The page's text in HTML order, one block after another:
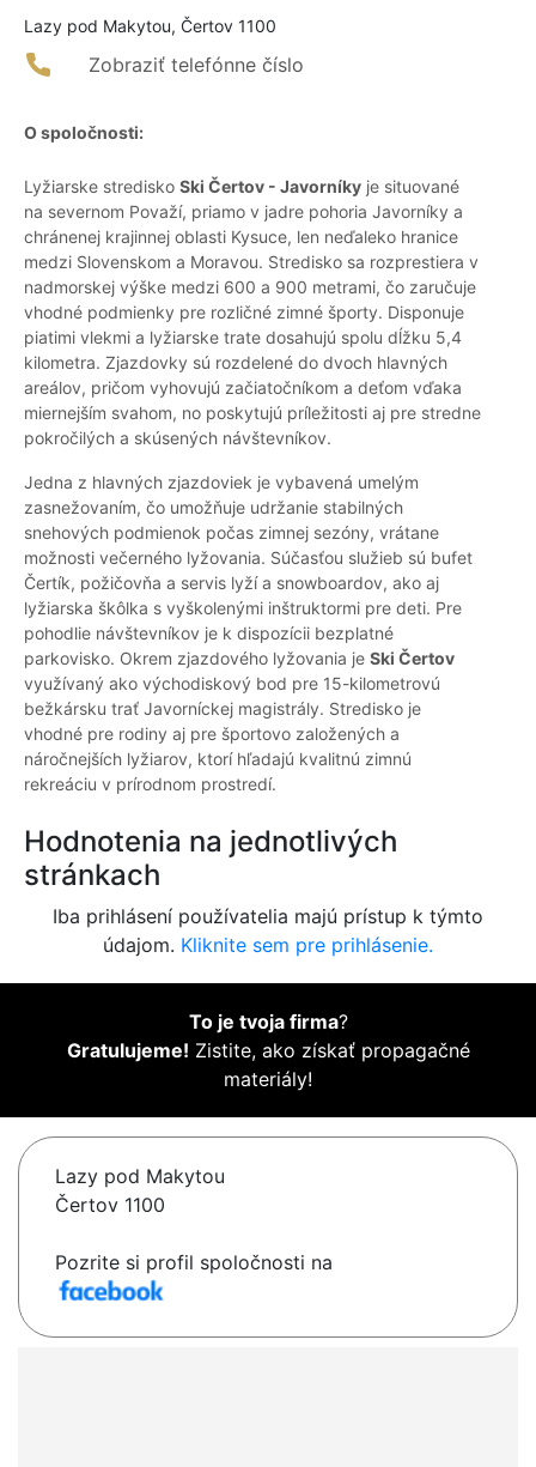
Lazy pod Makytou, Čertov 1100
Zobraziť telefónne číslo
O spoločnosti:
Lyžiarske stredisko Ski Čertov - Javorníky je situované
na severnom Považí, priamo v jadre pohoria Javorníky a
chránenej krajinnej oblasti Kysuce, len neďaleko hranice
medzi Slovenskom a Moravou. Stredisko sa rozprestiera v
nadmorskej výške medzi 600 a 900 metrami, čo zaručuje
vhodné podmienky pre rozličné zimné športy. Disponuje
piatimi vlekmi a lyžiarske trate dosahujú spolu dĺžku 5,4
kilometra. Zjazdovky sú rozdelené do dvoch hlavných
areálov, pričom vyhovujú začiatočníkom a deťom vďaka
miernejším svahom, no poskytujú príležitosti aj pre stredne
pokročilých a skúsených návštevníkov.
Jedna z hlavných zjazdoviek je vybavená umelým
zasnežovaním, čo umožňuje udržanie stabilných
snehových podmienok počas zimnej sezóny, vrátane
možnosti večerného lyžovania. Súčasťou služieb sú bufet
Čertík, požičovňa a servis lyží a snowboardov, ako aj
lyžiarska škôlka s vyškolenými inštruktormi pre deti. Pre
pohodlie návštevníkov je k dispozícii bezplatné
parkovisko. Okrem zjazdového lyžovania je Ski Čertov
využívaný ako východiskový bod pre 15-kilometrovú
bežkársku trať Javorníckej magistrály. Stredisko je
vhodné pre rodiny aj pre športovo založených a
náročnejších lyžiarov, ktorí hľadajú kvalitnú zimnú
rekreáciu v prírodnom prostredí.
Hodnotenia na jednotlivých
stránkach
Iba prihlásení používatelia majú prístup k týmto
údajom. Kliknite sem pre prihlásenie.
To je tvoja firma?
Gratulujeme! Zistite, ako získať propagačné
materiály!
Lazy pod Makytou
Čertov 1100
Pozrite si profil spoločnosti na